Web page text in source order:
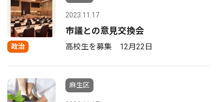
政治
2023.11.17
市議との意見交換会
高校生を募集 12月22日
麻生区